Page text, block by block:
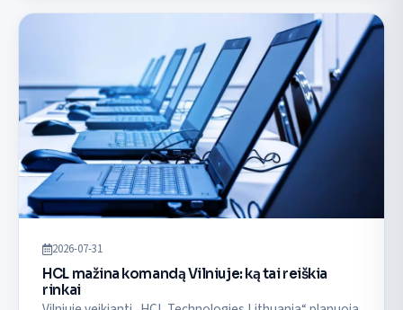
2026-07-31
HCL mažina komandą Vilniuje: ką tai reiškia
rinkai